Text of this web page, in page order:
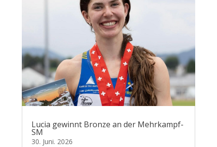
Lucia gewinnt Bronze an der Mehrkampf-
SM
30. Juni. 2026